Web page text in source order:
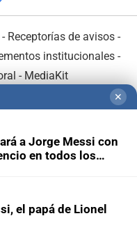
- Receptorías de avisos -
institucionales-
- MediaKit
con:
✕
a Jorge Messi con
en todos los
el papá de Lionel